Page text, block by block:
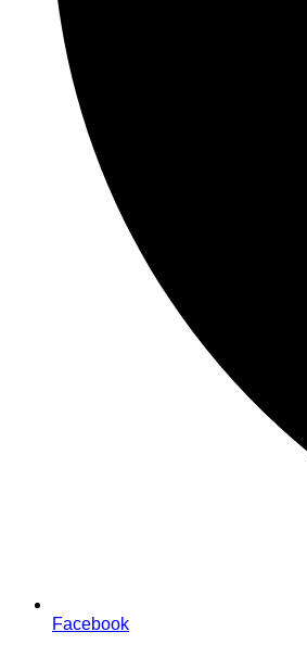
Facebook